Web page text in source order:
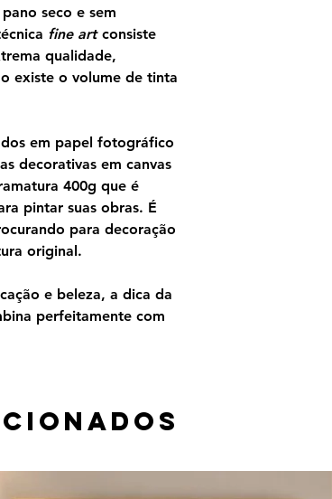
seco e sem
fine artconsiste
qualidade,
existe o volume de tinta
em papel fotográfico
decorativas em canvas
400g que é
pintar suas obras. É
para decoração
original.
e beleza, a dica da
perfeitamente com